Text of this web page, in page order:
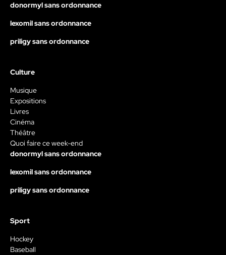
donormyl sans ordonnance
lexomil sans ordonnance
priligy sans ordonnance
Culture
Musique
Expositions
Livres
Cinéma
Théâtre
Quoi faire ce week-end
donormyl sans ordonnance
lexomil sans ordonnance
priligy sans ordonnance
Sport
Hockey
Baseball